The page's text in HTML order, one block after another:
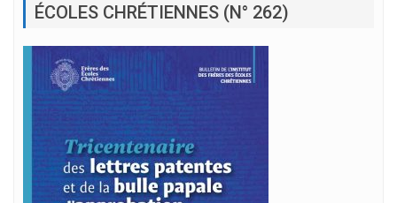
ÉCOLES CHRÉTIENNES (N° 262)